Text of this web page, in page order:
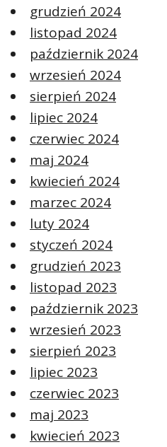
grudzień 2024
listopad 2024
październik 2024
wrzesień 2024
sierpień 2024
lipiec 2024
czerwiec 2024
maj 2024
kwiecień 2024
marzec 2024
luty 2024
styczeń 2024
grudzień 2023
listopad 2023
październik 2023
wrzesień 2023
sierpień 2023
lipiec 2023
czerwiec 2023
maj 2023
kwiecień 2023